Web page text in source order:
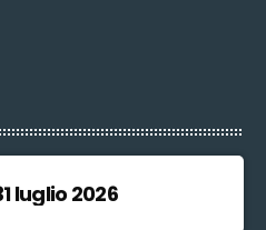
luglio 2026